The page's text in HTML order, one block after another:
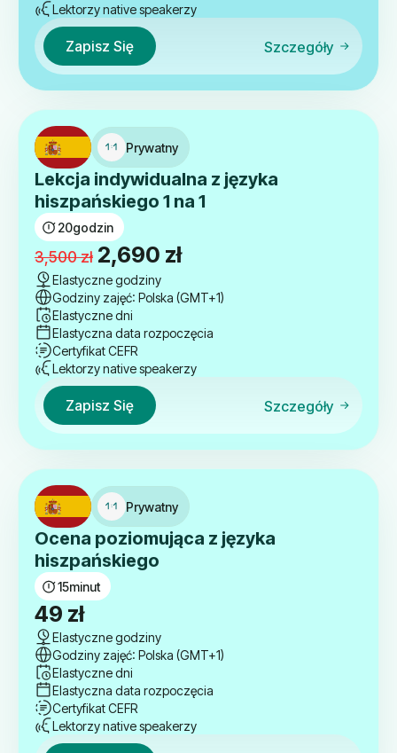
Lektorzy native speakerzy
Zapisz Się Szczegóły
Prywatny
Lekcja indywidualna z języka
hiszpańskiego 1 na 1
20godzin
3,500zł Pierwotna
cena
wynosiła:
3,500 zł.
2,690 złAktualna
wynosi:
2,690 zł.
Elastyczne godziny
Godziny zajęć: Polska (GMT+1)
Elastyczne dni
Elastyczna data rozpoczęcia
Certyfikat CEFR
Lektorzy native speakerzy
Zapisz Się Szczegóły
Prywatny
Ocena poziomująca z języka
hiszpańskiego
15minut
49 zł
Elastyczne godziny
Godziny zajęć: Polska (GMT+1)
Elastyczne dni
Elastyczna data rozpoczęcia
Certyfikat CEFR
Lektorzy native speakerzy